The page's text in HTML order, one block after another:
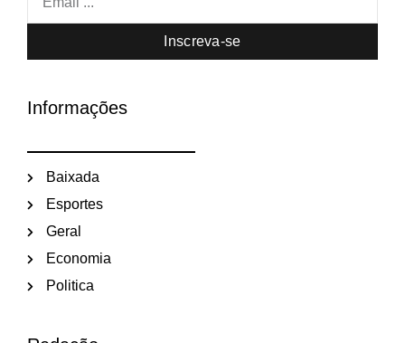
Inscreva-se
Informações
Baixada
Esportes
Geral
Economia
Politica